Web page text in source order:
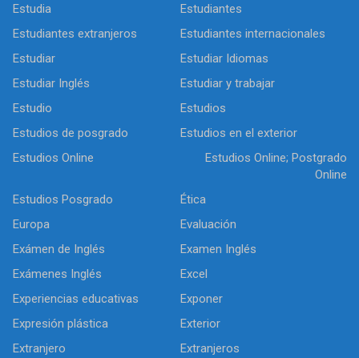
Estudia
Estudiantes
Estudiantes extranjeros
Estudiantes internacionales
Estudiar
Estudiar Idiomas
Estudiar Inglés
Estudiar y trabajar
Estudio
Estudios
Estudios de posgrado
Estudios en el exterior
Estudios Online
Estudios Online; Postgrado
Online
Estudios Posgrado
Ética
Europa
Evaluación
Exámen de Inglés
Examen Inglés
Exámenes Inglés
Excel
Experiencias educativas
Exponer
Expresión plástica
Exterior
Extranjero
Extranjeros